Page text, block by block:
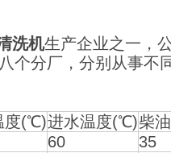
洗机生产企业之一，
个分厂，分别从事不
度(℃)进水温度(℃)柴
60
35